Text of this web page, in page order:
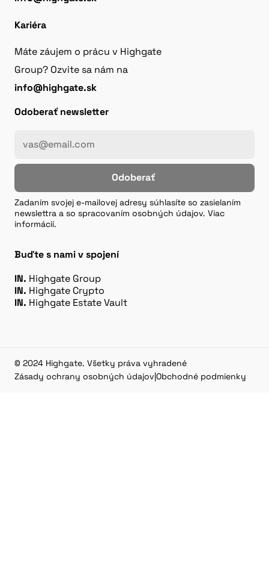
Kariéra
Máte záujem o prácu v Highgate
Group? Ozvite sa nám na
info@highgate.sk
Odoberať newsletter
Odoberať
Zadaním svojej e-mailovej adresy súhlasíte so zasielaním
newslettra a so spracovaním osobných údajov. Viac
informácií.
Buďte s nami v spojení
IN. Highgate Group
IN. Highgate Crypto
IN. Highgate Estate Vault
© 2024 Highgate. Všetky práva vyhradené
Zásady ochrany osobných údajov|Obchodné podmienky